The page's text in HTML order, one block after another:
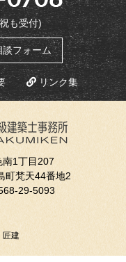
も受付)
フォーム
リンク集
南1丁目207
町梵天44番地2
29-5093
匠建